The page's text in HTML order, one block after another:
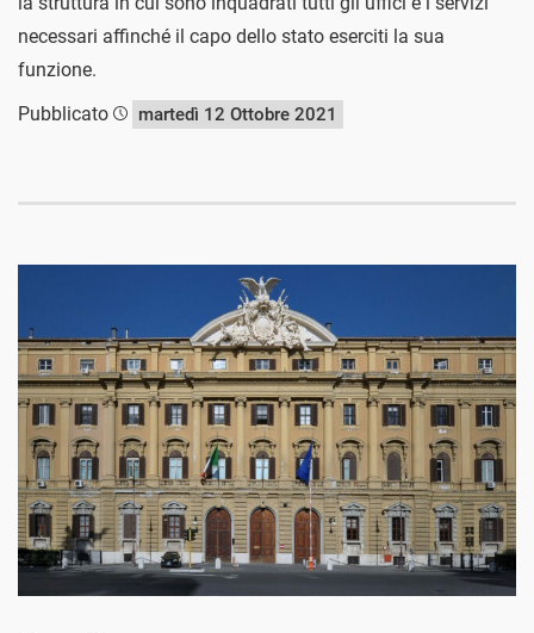
necessari affinché il capo dello stato eserciti la sua
funzione.
Pubblicato
martedì 12 Ottobre 2021